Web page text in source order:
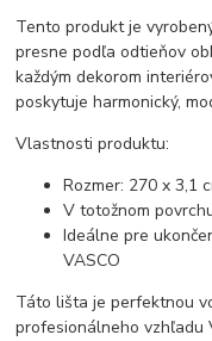
Tento produkt je
presne podľa odtieňov
každým dekorom
poskytuje harmonický,
Vlastnosti produktu:
Rozmer: 270 x 3,1
V totožnom
Ideálne pre
VASCO
Táto lišta je perfektnou
profesionálneho vzhľadu